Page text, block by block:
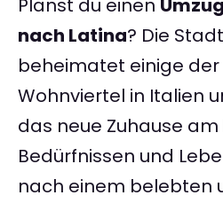
Planst du einen
nach Latina? Die
beheimatet einige
Wohnviertel in Italien
das neue Zuhause
Bedürfnissen und
nach einem belebten